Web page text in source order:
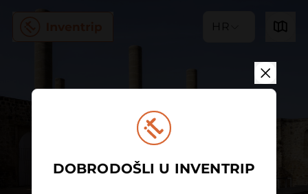
HR
DOBRODOŠLI U INVENTRIP